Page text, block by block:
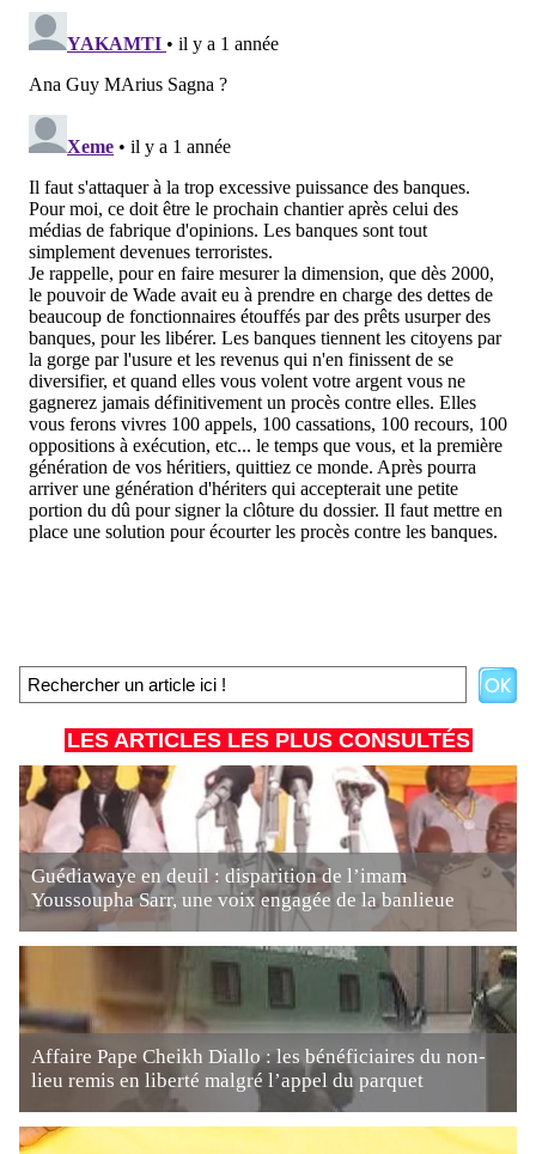
LES ARTICLES LES PLUS CONSULTÉS
Guédiawaye en deuil : disparition de l’imam
Youssoupha Sarr, une voix engagée de la banlieue
Affaire Pape Cheikh Diallo : les bénéficiaires du non-
lieu remis en liberté malgré l’appel du parquet